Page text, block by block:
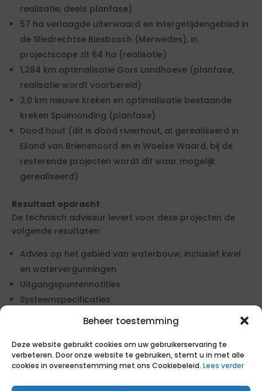
Beheer toestemming
Deze website gebruikt cookies om uw gebruikerservaring te
verbeteren. Door onze website te gebruiken, stemt u in met alle
cookies in overeenstemming met ons Cookiebeleid. Lees verder
realisatie, deels planfase)
57 ha verlaagde uiterwaard en intergetijdengebied in
de Sliedrechtse Biesbosch (Merwedes), in
projectscope zit 64 ha (realisatie)
1,284 km optimalisatie Gors Landhoeve (planfase,
realisatie wordt voorbereid)
2,0 km nieuwe kreken en optimalisatie bestaande
kreken Spuimonding (planfase)
Dood hout (dit is dood rivierhout, al gerealiseerd in
Eiland van Brienenoord en in Woelse Waard, bij de
resterende projecten wordt dit waar mogelijk
gerealiseerd)
Resultaat opdracht
De technisch adviseur levert voor deze projecten de
volgende resultaten:
Advies op het gebied van waterbouw, inclusief kwel
en watervergunningen
Uitgangspuntennotities
Systeemspecificaties
Kwalitatieve ontwerpbeoordelingen
Toetsen of werkzaamheden voldoen aan de
gemaakte afspraken
Signaleren en mitigatie van risico's en afwijkingen